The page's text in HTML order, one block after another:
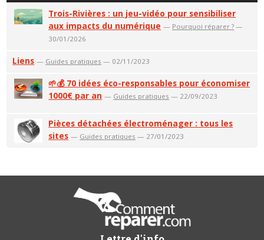
Trois-Rivières : un jeu-vidéo pour sensibiliser
aux impacts du numérique — Pourquoi réparer ? —
30/01/2026
Liens — Guides pratiques — 02/11/2023
🌱💰 70 idées éco-responsables pour économiser
1000€ par an — Guides pratiques — 22/09/2023
Pièces détachées électroménager : tous les
sites — Guides pratiques — 27/01/2023